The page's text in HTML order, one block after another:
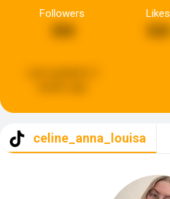
Followers Likes
celine_anna_louisa